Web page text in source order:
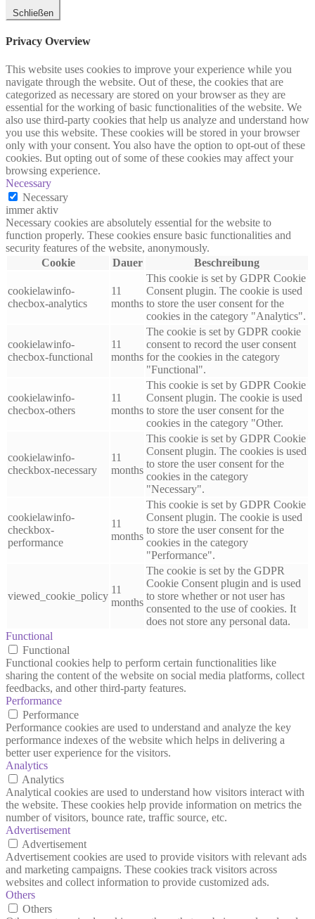
Schließen
Privacy Overview
This website uses cookies to improve your experience while you
navigate through the website. Out of these, the cookies that are
categorized as necessary are stored on your browser as they are
essential for the working of basic functionalities of the website. We
also use third-party cookies that help us analyze and understand how
you use this website. These cookies will be stored in your browser
only with your consent. You also have the option to opt-out of these
cookies. But opting out of some of these cookies may affect your
browsing experience.
Necessary
Necessary
immer aktiv
Necessary cookies are absolutely essential for the website to
function properly. These cookies ensure basic functionalities and
security features of the website, anonymously.
Cookie
Dauer Beschreibung
cookielawinfo-
checbox-analytics
11
months
This cookie is set by GDPR Cookie
Consent plugin. The cookie is used
to store the user consent for the
cookies in the category "Analytics".
cookielawinfo-
checbox-functional
11
months
The cookie is set by GDPR cookie
consent to record the user consent
for the cookies in the category
"Functional".
cookielawinfo-
checbox-others
11
months
This cookie is set by GDPR Cookie
Consent plugin. The cookie is used
to store the user consent for the
cookies in the category "Other.
cookielawinfo-
checkbox-necessary
11
months
This cookie is set by GDPR Cookie
Consent plugin. The cookies is used
to store the user consent for the
cookies in the category
"Necessary".
cookielawinfo-
checkbox-
performance
11
months
This cookie is set by GDPR Cookie
Consent plugin. The cookie is used
to store the user consent for the
cookies in the category
"Performance".
viewed_cookie_policy
11
months
The cookie is set by the GDPR
Cookie Consent plugin and is used
to store whether or not user has
consented to the use of cookies. It
does not store any personal data.
Functional
Functional
Functional cookies help to perform certain functionalities like
sharing the content of the website on social media platforms, collect
feedbacks, and other third-party features.
Performance
Performance
Performance cookies are used to understand and analyze the key
performance indexes of the website which helps in delivering a
better user experience for the visitors.
Analytics
Analytics
Analytical cookies are used to understand how visitors interact with
the website. These cookies help provide information on metrics the
number of visitors, bounce rate, traffic source, etc.
Advertisement
Advertisement
Advertisement cookies are used to provide visitors with relevant ads
and marketing campaigns. These cookies track visitors across
websites and collect information to provide customized ads.
Others
Others